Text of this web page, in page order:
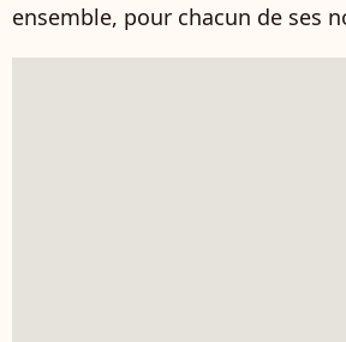
ensemble, pour chacun de ses